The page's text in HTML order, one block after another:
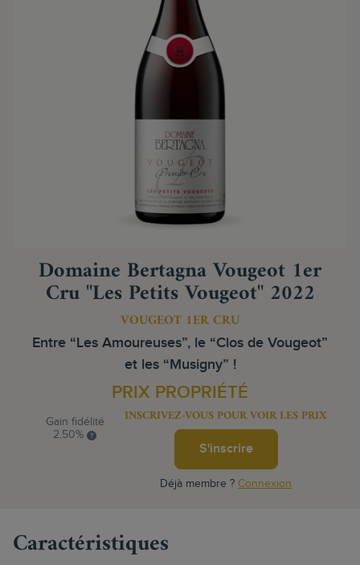
Domaine Bertagna Vougeot 1er
Cru "Les Petits Vougeot" 2022
VOUGEOT 1ER CRU
Entre “Les Amoureuses”, le “Clos de Vougeot”
et les “Musigny” !
PRIX PROPRIÉTÉ
Gain fidélité
2.50%
INSCRIVEZ-VOUS POUR VOIR LES PRIX
S'inscrire
Déjà membre ? Connexion
Caractéristiques